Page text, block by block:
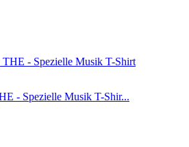
- Spezielle Musik T-Shir...